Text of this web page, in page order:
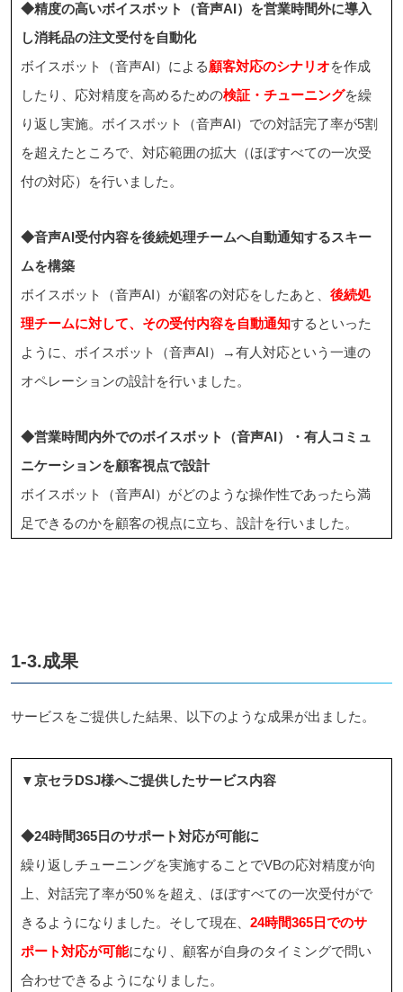
◆精度の高いボイスボット（音声AI）を営業時間外に導入
し消耗品の注文受付を自動化
ボイスボット（音声AI）による顧客対応のシナリオを作成
したり、応対精度を高めるための検証・チューニングを繰
り返し実施。ボイスボット（音声AI）での対話完了率が5割
を超えたところで、対応範囲の拡大（ほぼすべての一次受
付の対応）を行いました。
◆音声AI受付内容を後続処理チームへ自動通知するスキー
ムを構築
ボイスボット（音声AI）が顧客の対応をしたあと、 後続処
理チームに対して、その受付内容を自動通知するといった
ように、ボイスボット（音声AI）→有人対応という一連の
オペレーションの設計を行いました。
◆営業時間内外でのボイスボット（音声AI）・有人コミュ
ニケーションを顧客視点で設計
ボイスボット（音声AI）がどのような操作性であったら満
足できるのかを顧客の視点に立ち、設計を行いました。
1-3.成果
サービスをご提供した結果、以下のような成果が出ました。
▼京セラDSJ様へご提供したサービス内容
◆24時間365日のサポート対応が可能に
繰り返しチューニングを実施することでVBの応対精度が向
上、対話完了率が50％を超え、ほぼすべての一次受付がで
きるようになりました。そして現在、 24時間365日でのサ
ポート対応が可能になり、顧客が自身のタイミングで問い
合わせできるようになりました。